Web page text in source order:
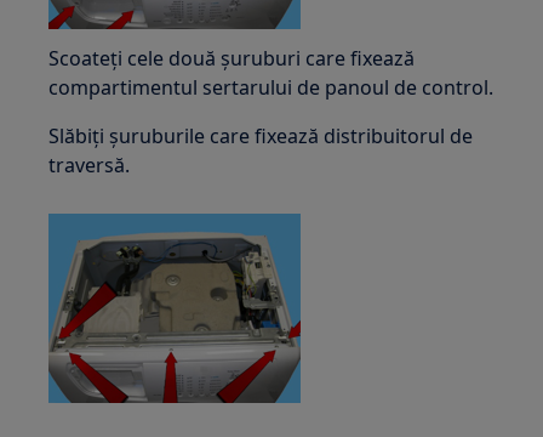
Scoateți cele două șuruburi care fixează
compartimentul sertarului de panoul de control.
Slăbiți șuruburile care fixează distribuitorul de
traversă.